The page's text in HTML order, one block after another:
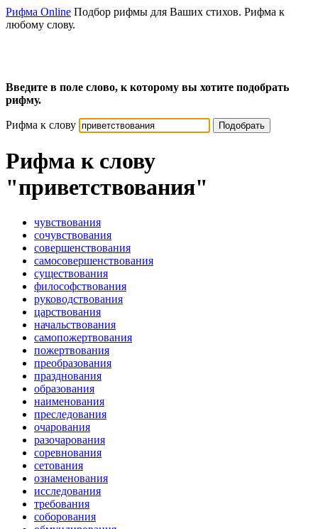
Рифма Online Подбор рифмы для Ваших стихов. Рифма к
любому слову.
Введите в поле слово, к которому вы хотите подобрать
рифму.
Рифма к слову Подобрать
Рифма к слову
"приветствования"
чувствования
сочувствования
совершенствования
самосовершенствования
существования
философствования
руководствования
царствования
начальствования
самопожертвования
пожертвования
преобразования
празднования
образования
наименования
преследования
очарования
разочарования
соревнования
сетования
ознаменования
исследования
требования
соборования